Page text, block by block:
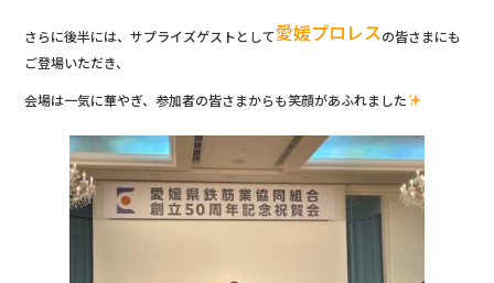
さらに後半には、サプライズゲストとして愛媛プロレスの皆さまにも
ご登場いただき、
会場は一気に華やぎ、参加者の皆さまからも笑顔があふれました